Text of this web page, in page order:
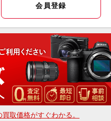
店頭でのお受取も可能でございま
店
新宿区西新宿1-2-12 丸幸ビル2F
行っております。
、宅配買取も可能です。
ジの大きなバナーをクリック
会員登録
取価格がすぐわかる。